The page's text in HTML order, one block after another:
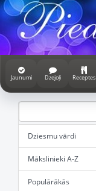
Jaunumi Dzejoļi Receptes
Dziesmu vārdi
Mākslinieki A-Z
Populārākās